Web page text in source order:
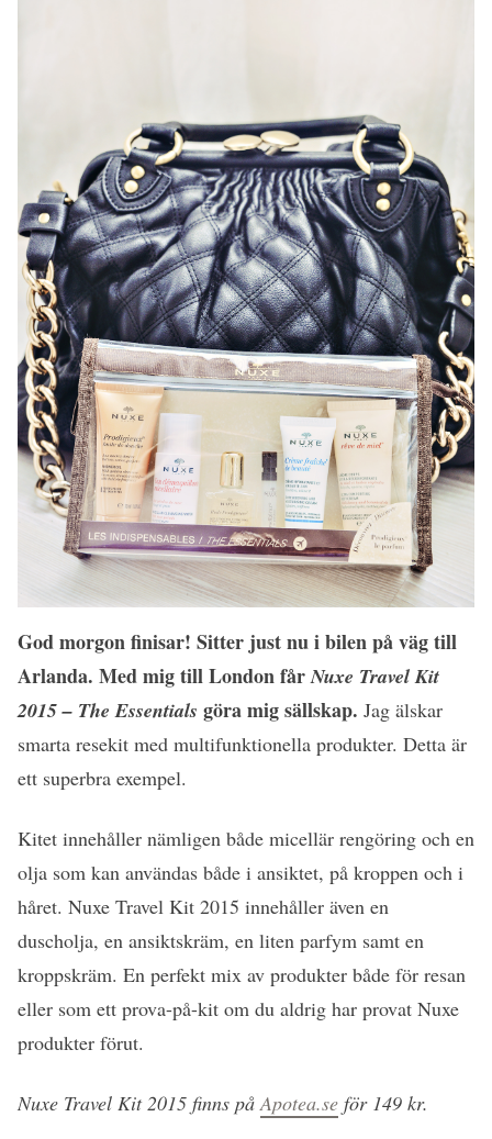
God morgon finisar! Sitter just nu i bilen på väg till
Arlanda. Med mig till London fårNuxe Travel Kit
2015 – The Essentials göra mig sällskap. Jag älskar
smarta resekit med multifunktionella produkter. Detta är
ett superbra exempel.
Kitet innehåller nämligen både micellär rengöring och en
olja som kan användas både i ansiktet, på kroppen och i
håret. Nuxe Travel Kit 2015 innehåller även en
duscholja, en ansiktskräm, en liten parfym samt en
kroppskräm. En perfekt mix av produkter både för resan
eller som ett prova-på-kit om du aldrig har provat Nuxe
produkter förut.
Nuxe Travel Kit 2015 finns påApotea.se för 149 kr.